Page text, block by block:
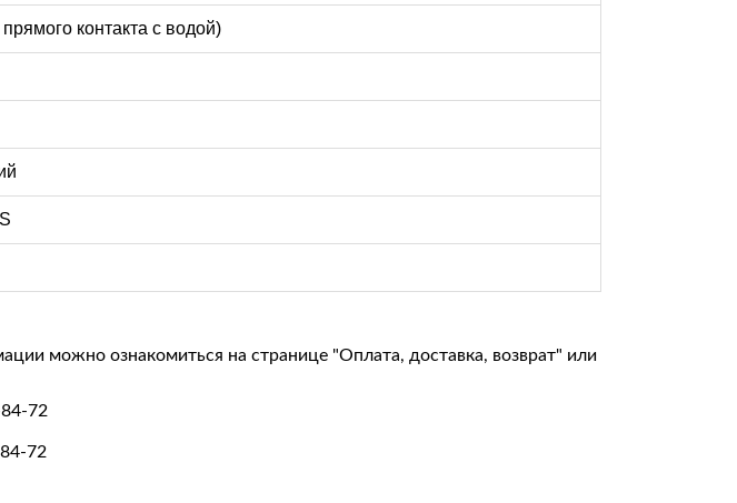
контакта с водой)
можно ознакомиться на странице "Оплата, доставка, возврат" или
72
72